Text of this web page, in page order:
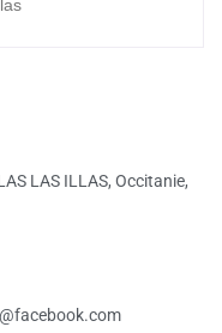
LAS ILLAS, Occitanie,